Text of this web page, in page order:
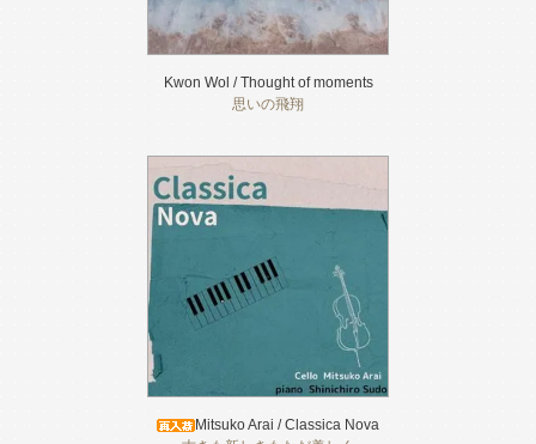
Kwon Wol / Thought of moments
思いの飛翔
Mitsuko Arai / Classica Nova